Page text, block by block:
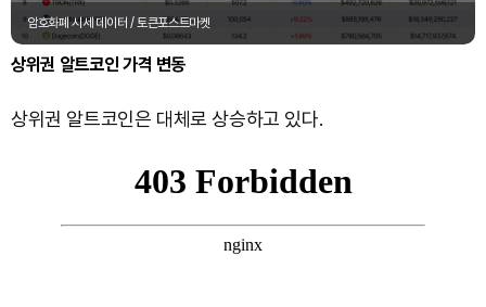
암호화폐 시세 데이터 / 토큰포스트마켓
상위권 알트코인 가격 변동
상위권 알트코인은 대체로 상승하고 있다.